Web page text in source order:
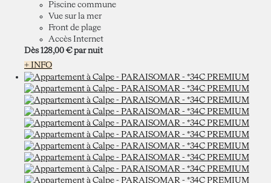
Piscine commune
Vue sur la mer
Front de plage
Accès Internet
Dès 128,00 € par nuit
+ INFO